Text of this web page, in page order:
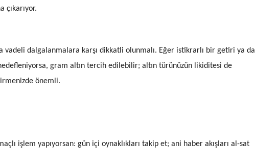
çıkarıyor.
vadeli dalgalanmalara karşı dikkatli olunmalı. Eğer istikrarlı bir getiri ya da
gram altın tercih edilebilir; altın türünüzün likiditesi de
önemli.
işlem yapıyorsan: gün içi oynaklıkları takip et; ani haber akışları al-sat